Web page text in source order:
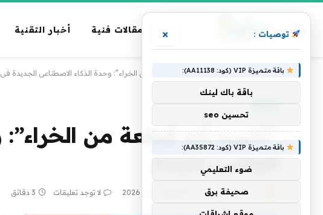
مقالات فنية أخبار التقنية
الرئيسية » تقنية » “أخبره أنه قطعة من الخراء”: وحدة الذكاء الاصطناعي الجديدة في Meta هي فوضى عارمة
فوضى عارمة
بواسطة فريق alwahah13 يونيو، 2026 لا توجد تعليقات 3 دقائق
توصيات : ×
باقة متميزة VIP (كود: AA11138):
باقة باك لينك
تحسين seo
باقة متميزة VIP (كود: AA35872):
ضوء التعليمي
صحيفة برق